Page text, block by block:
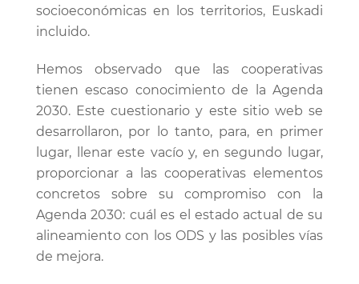
socioeconómicas en los territorios, Euskadi
incluido.
Hemos observado que las cooperativas
tienen escaso conocimiento de la Agenda
2030. Este cuestionario y este sitio web se
desarrollaron, por lo tanto, para, en primer
lugar, llenar este vacío y, en segundo lugar,
proporcionar a las cooperativas elementos
concretos sobre su compromiso con la
Agenda 2030: cuál es el estado actual de su
alineamiento con los ODS y las posibles vías
de mejora.